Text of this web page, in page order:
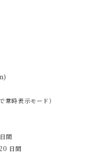
時表示モード）
間
日間